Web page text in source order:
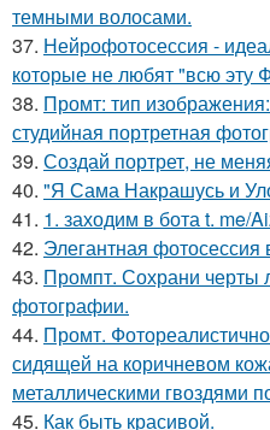
темными волосами.
37. Нейрофотосессия -
которые не любят "всю эту
38. Промт: тип
студийная портретная
39. Создай портрет, не
40. "Я Сама Накрашусь и
41. 1. заходим в бота t. me/
42. Элегантная фотосессия
43. Промпт. Сохрани черты
фотографии.
44. Промт.
сидящей на коричневом
металлическими гвоздями
45. Как быть красивой.